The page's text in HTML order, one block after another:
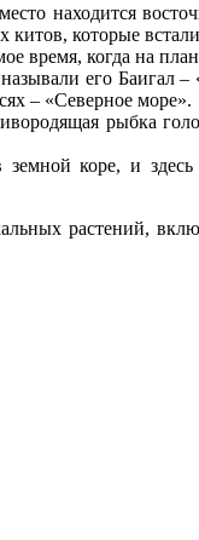
находится
которые
время, когда на
его Баигал
– «Северное море».
рыбка
коре, и
растений,